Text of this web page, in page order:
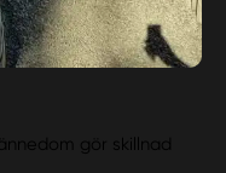
gör skillnad